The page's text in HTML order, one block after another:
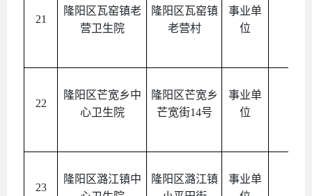
21
隆阳区瓦窑镇老
营卫生院
隆阳区瓦窑镇
老营村
事业单
位
22
隆阳区芒宽乡中
心卫生院
隆阳区芒宽乡
芒宽街14号
事业单
位
23
隆阳区潞江镇中
隆阳区潞江镇
事业单